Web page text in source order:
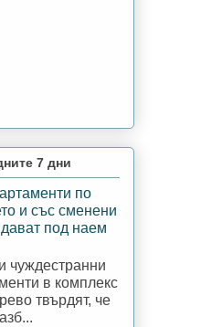
7 дни
по
и със сменени
под наем
чуждестранни
в комплекс
твърдят, че